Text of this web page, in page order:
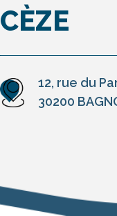
CÈZE
12, rue du
30200